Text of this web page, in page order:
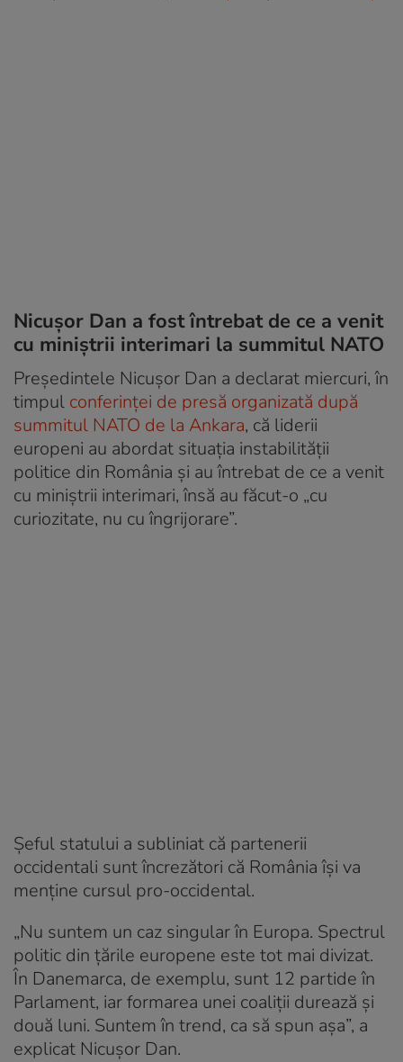
Nicușor Dan a fost întrebat de ce a venit
cu miniștrii interimari la summitul NATO
Președintele Nicușor Dan a declarat miercuri, în
timpul conferinței de presă organizată după
summitul NATO de la Ankara, că liderii
europeni au abordat situația instabilității
politice din România și au întrebat de ce a venit
cu miniștrii interimari, însă au făcut-o „cu
curiozitate, nu cu îngrijorare”.
Șeful statului a subliniat că partenerii
occidentali sunt încrezători că România își va
menține cursul pro-occidental.
„Nu suntem un caz singular în Europa. Spectrul
politic din țările europene este tot mai divizat.
În Danemarca, de exemplu, sunt 12 partide în
Parlament, iar formarea unei coaliții durează și
două luni. Suntem în trend, ca să spun așa”, a
explicat Nicușor Dan.